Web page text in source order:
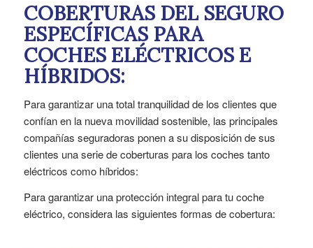
COBERTURAS DEL SEGURO
ESPECÍFICAS PARA
COCHES ELÉCTRICOS E
HÍBRIDOS:
Para garantizar una total tranquilidad de los clientes que
confían en la nueva movilidad sostenible, las principales
compañías seguradoras ponen a su disposición de sus
clientes una serie de coberturas para los coches tanto
eléctricos como híbridos:
Para garantizar una protección integral para tu coche
eléctrico, considera las siguientes formas de cobertura: